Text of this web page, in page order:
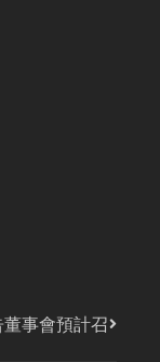
事會預計召